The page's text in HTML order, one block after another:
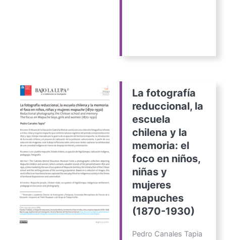
La fotografía
reduccional, la
escuela
chilena y la
memoria: el
foco en niños,
niñas y
mujeres
mapuches
(1870-1930)
Pedro Canales Tapia